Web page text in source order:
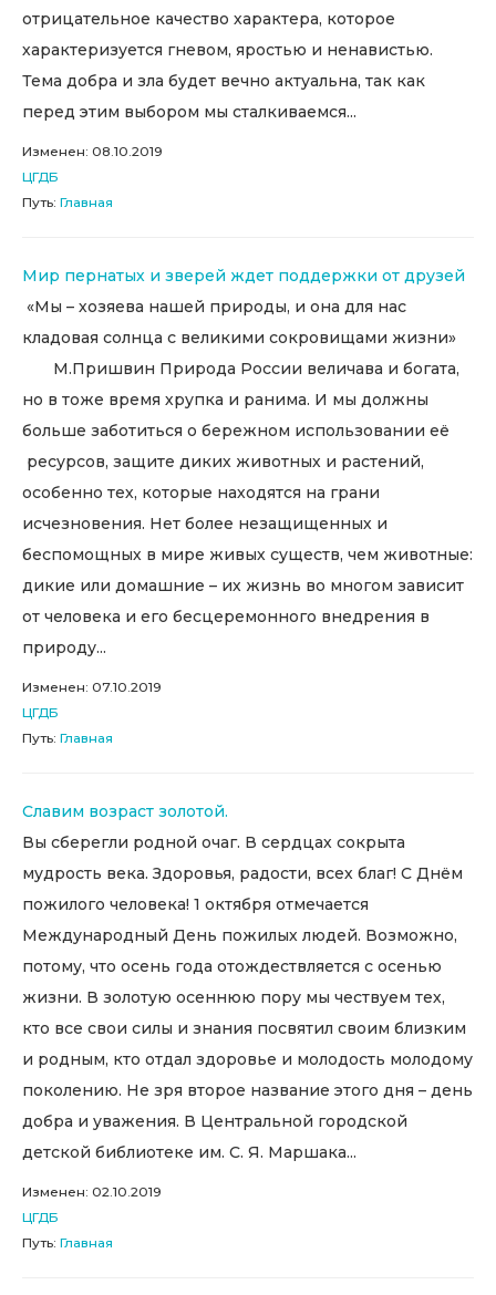
отрицательное качество характера, которое
характеризуется гневом, яростью и ненавистью.
Тема добра и зла будет вечно актуальна, так как
перед этим выбором мы сталкиваемся...
Изменен: 08.10.2019
ЦГДБ
Путь: Главная
Мир пернатых и зверей ждет поддержки от друзей
«Мы – хозяева нашей природы, и она для нас
кладовая солнца с великими сокровищами жизни»
М.Пришвин Природа России величава и богата,
но в тоже время хрупка и ранима. И мы должны
больше заботиться о бережном использовании её
ресурсов, защите диких животных и растений,
особенно тех, которые находятся на грани
исчезновения. Нет более незащищенных и
беспомощных в мире живых существ, чем животные:
дикие или домашние – их жизнь во многом зависит
от человека и его бесцеремонного внедрения в
природу...
Изменен: 07.10.2019
ЦГДБ
Путь: Главная
Славим возраст золотой.
Вы сберегли родной очаг. В сердцах сокрыта
мудрость века. Здоровья, радости, всех благ! С Днём
пожилого человека! 1 октября отмечается
Международный День пожилых людей. Возможно,
потому, что осень года отождествляется с осенью
жизни. В золотую осеннюю пору мы чествуем тех,
кто все свои силы и знания посвятил своим близким
и родным, кто отдал здоровье и молодость молодому
поколению. Не зря второе название этого дня – день
добра и уважения. В Центральной городской
детской библиотеке им. С. Я. Маршака...
Изменен: 02.10.2019
ЦГДБ
Путь: Главная